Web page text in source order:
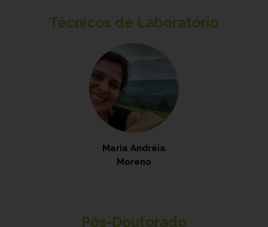
Técnicos de Laboratório
Maria Andréia
Moreno
Pós-Doutorado